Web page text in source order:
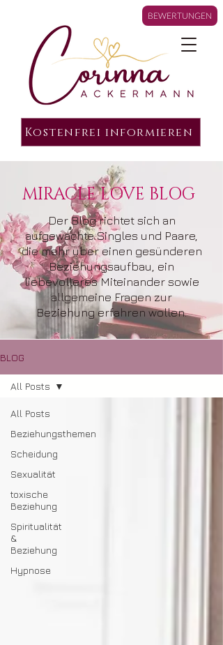
Kostenfrei informieren
MIRACLE LOVE BLOG
Der Blog richtet sich an
aufgewachte Singles und Paare,
die mehr über einen gesünderen
Beziehungsaufbau, ein
liebevolleres Miteinander sowie
allgemeine Fragen zur
Beziehung erfahren wollen.
BLOG
All Posts
Beziehungsthemen
Scheidung
Sexualität
toxische
Beziehung
Spiritualität
&
Beziehung
Hypnose
All Posts
BEWERTUNGEN